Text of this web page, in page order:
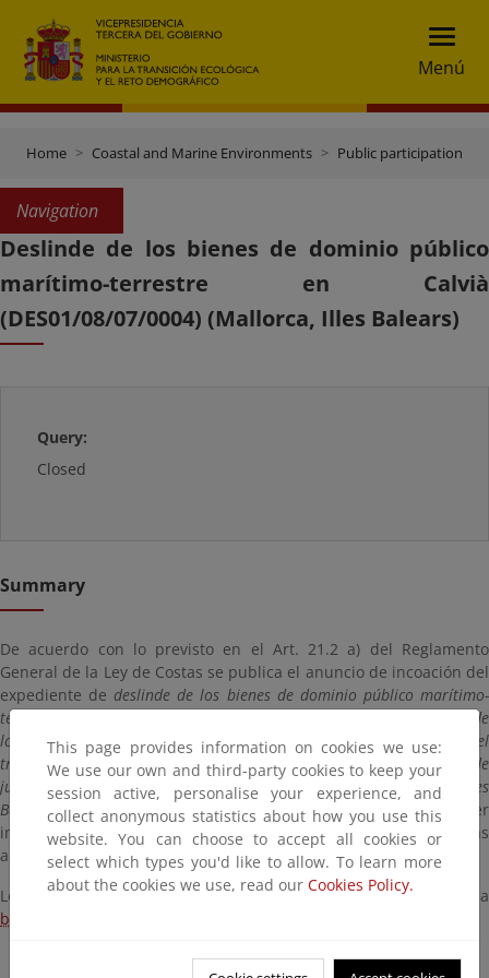
Menú
Home Coastal and Marine Environments Public participation
Navigation
Deslinde de los bienes de dominio público
marítimo-terrestre en Calvià
(DES01/08/07/0004) (Mallorca, Illes Balears)
Query:
Closed
Summary
De acuerdo con lo previsto en el Art. 21.2 a) del Reglamento
General de la Ley de Costas se publica el anuncio de incoación del
expediente de deslinde de los bienes de dominio público marítimo-
terrestre del tramo de unos doscientos cuarenta y dos (242) metros de
longitud, correspondiente a la Punta Nadala, vértices 525 a 533, en el
tramo afectados por la sentencia de la Audiencia Nacional de 5 de
junio de 1997, en el término municipal de Calvià, Isla de Mallorca (Illes
Balears)con el fin de que en el plazo de 1 mes, cualquier
interesado pueda comparecer en el expediente y formular las
alegaciones que considere oportunas.
Los comentarios y alegaciones pueden dirigirse por e-mail a
buzon-sgdpmt@magrama.es
This page provides information on cookies we use:
We use our own and third-party cookies to keep your
session active, personalise your experience, and
collect anonymous statistics about how you use this
website. You can choose to accept all cookies or
select which types you'd like to allow. To learn more
about the cookies we use, read our Cookies Policy.